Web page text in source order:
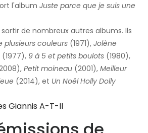
l'album Juste parce que je suis une
de nombreux autres albums. Ils
plusieurs couleurs (1971), Jolène
(1977), 9 à 5 et petits boulots (1980),
Petit moineau (2001), Meilleur
(2014), et Un Noël Holly Dolly
Giannis A-T-Il